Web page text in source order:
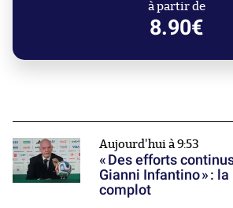
à partir de
8.90€
Aujourd'hui à 9:53
« Des efforts
Gianni Infantino » : la
complot